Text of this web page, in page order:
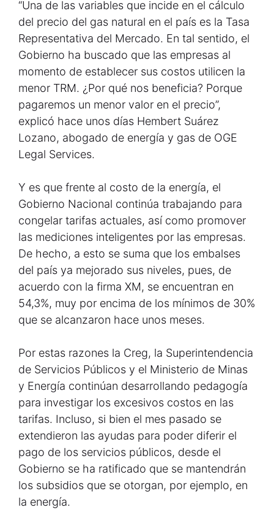
“Una de las variables que incide en el cálculo
del precio del gas natural en el país es la Tasa
Representativa del Mercado. En tal sentido, el
Gobierno ha buscado que las empresas al
momento de establecer sus costos utilicen la
menor TRM. ¿Por qué nos beneficia? Porque
pagaremos un menor valor en el precio”,
explicó hace unos días Hembert Suárez
Lozano, abogado de energía y gas de OGE
Legal Services.
Y es que frente al costo de la energía, el
Gobierno Nacional continúa trabajando para
congelar tarifas actuales, así como promover
las mediciones inteligentes por las empresas.
De hecho, a esto se suma que los embalses
del país ya mejorado sus niveles, pues, de
acuerdo con la firma XM, se encuentran en
54,3%, muy por encima de los mínimos de 30%
que se alcanzaron hace unos meses.
Por estas razones la Creg, la Superintendencia
de Servicios Públicos y el Ministerio de Minas
y Energía continúan desarrollando pedagogía
para investigar los excesivos costos en las
tarifas. Incluso, si bien el mes pasado se
extendieron las ayudas para poder diferir el
pago de los servicios públicos, desde el
Gobierno se ha ratificado que se mantendrán
los subsidios que se otorgan, por ejemplo, en
la energía.